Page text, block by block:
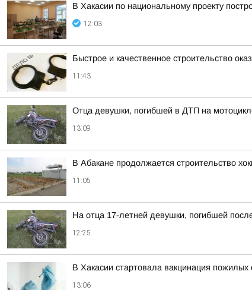
В Хакасии по национальному проекту
12:03
Быстрое и качественное строительство
11:43
Отца девушки, погибшей в ДТП на
13:09
В Абакане продолжается строительство
11:05
На отца 17-летней девушки, погибшей
12:25
В Хакасии стартовала вакцинация пожилых
13:06